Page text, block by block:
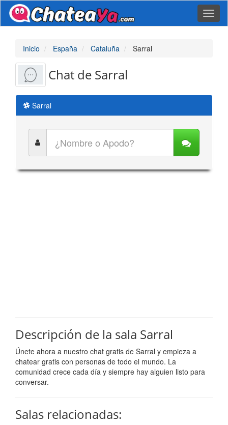
Inicio España Cataluña Sarral
Chat de Sarral
Sarral
Descripción de la sala Sarral
Únete ahora a nuestro chat gratis de Sarral y empieza a
chatear gratis con personas de todo el mundo. La
comunidad crece cada día y siempre hay alguien listo para
conversar.
Salas relacionadas: